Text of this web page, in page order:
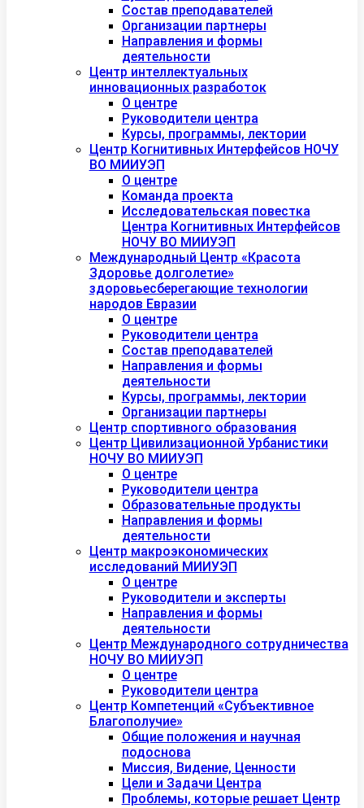
Состав преподавателей
Организации партнеры
Направления и формы
деятельности
Центр интеллектуальных
инновационных разработок
О центре
Руководители центра
Курсы, программы, лектории
Центр Когнитивных Интерфейсов НОЧУ
ВО МИИУЭП
О центре
Команда проекта
Исследовательская повестка
Центра Когнитивных Интерфейсов
НОЧУ ВО МИИУЭП
Международный Центр «Красота
Здоровье долголетие»
здоровьесберегающие технологии
народов Евразии
О центре
Руководители центра
Состав преподавателей
Направления и формы
деятельности
Курсы, программы, лектории
Организации партнеры
Центр спортивного образования
Центр Цивилизационной Урбанистики
НОЧУ ВО МИИУЭП
О центре
Руководители центра
Образовательные продукты
Направления и формы
деятельности
Центр макроэкономических
исследований МИИУЭП
О центре
Руководители и эксперты
Направления и формы
деятельности
Центр Международного сотрудничества
НОЧУ ВО МИИУЭП
О центре
Руководители центра
Центр Компетенций «Субъективное
Благополучие»
Общие положения и научная
подоснова
Миссия, Видение, Ценности
Цели и Задачи Центра
Проблемы, которые решает Центр